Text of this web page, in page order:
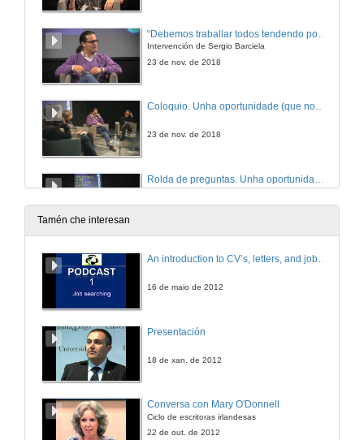
Intervención de Sergio Barciela
23 de nov. de 2018
Coloquio. Unha oportunidade (que non un problema) chamada migración
23 de nov. de 2018
23 de nov. de 2018
Tamén che interesan
An introduction to CV’s, letters, and job searching
16 de maio de 2012
Presentación
18 de xan. de 2012
Conversa con Mary O'Donnell
Ciclo de escritoras irlandesas
22 de out. de 2012